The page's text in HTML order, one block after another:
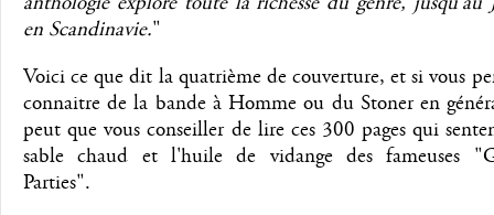
en Scandinavie."
Voici ce que dit la quatrième de couverture, et si vous
connaitre de la bande à Homme ou du Stoner en
peut que vous conseiller de lire ces 300 pages qui
sable chaud et l'huile de vidange des fameuses
Parties".